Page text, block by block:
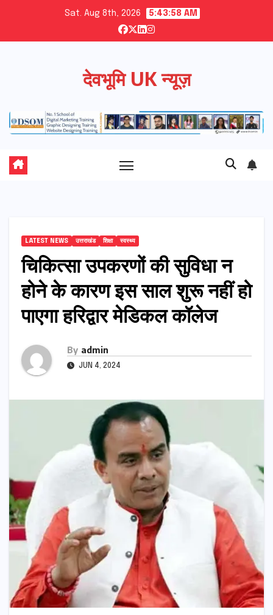
content
Sat. Aug 8th, 2026 5:43:59 AM
देवभूमि UK न्यूज़
LATEST NEWS उत्तराखंड शिक्षा स्वस्थ्य
चिकित्सा उपकरणों की सुविधा न
होने के कारण इस साल शुरू नहीं हो
पाएगा हरिद्वार मेडिकल कॉलेज
By admin
JUN 4, 2024